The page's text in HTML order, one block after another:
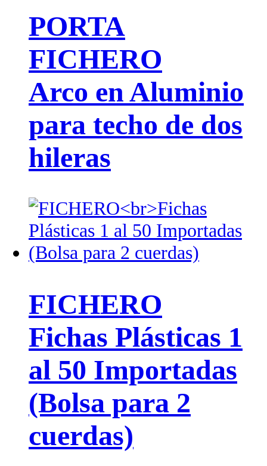
PORTA
FICHERO
Arco en Aluminio
para techo de dos
hileras
FICHERO
Fichas Plásticas 1
al 50 Importadas
(Bolsa para 2
cuerdas)